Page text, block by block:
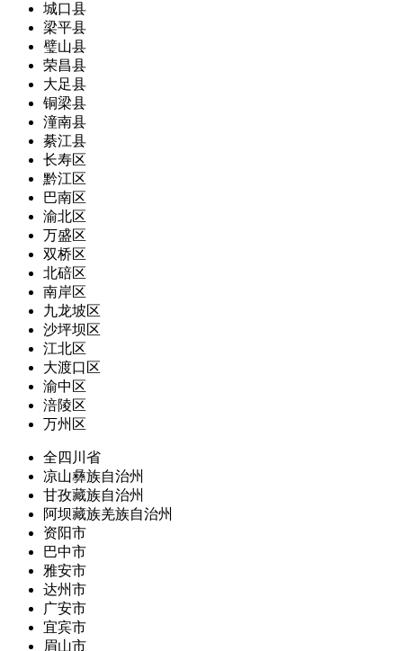
城口县
梁平县
璧山县
荣昌县
大足县
铜梁县
潼南县
綦江县
长寿区
黔江区
巴南区
渝北区
万盛区
双桥区
北碚区
南岸区
九龙坡区
沙坪坝区
江北区
大渡口区
渝中区
涪陵区
万州区
全四川省
凉山彝族自治州
甘孜藏族自治州
阿坝藏族羌族自治州
资阳市
巴中市
雅安市
达州市
广安市
宜宾市
眉山市